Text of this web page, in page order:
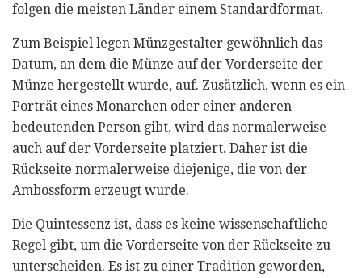
folgen die meisten Länder einem Standardformat.
Zum Beispiel legen Münzgestalter gewöhnlich das
Datum, an dem die Münze auf der Vorderseite der
Münze hergestellt wurde, auf. Zusätzlich, wenn es ein
Porträt eines Monarchen oder einer anderen
bedeutenden Person gibt, wird das normalerweise
auch auf der Vorderseite platziert. Daher ist die
Rückseite normalerweise diejenige, die von der
Ambossform erzeugt wurde.
Die Quintessenz ist, dass es keine wissenschaftliche
Regel gibt, um die Vorderseite von der Rückseite zu
unterscheiden. Es ist zu einer Tradition geworden,